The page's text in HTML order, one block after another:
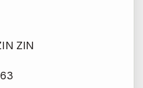
ZIN